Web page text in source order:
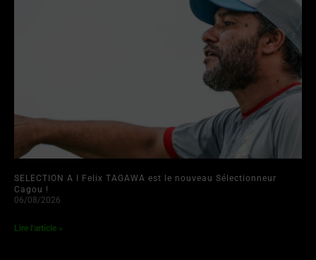
SELECTION A I Felix TAGAWA est le nouveau Sélectionneur
Cagou !
06/08/2026
Lire l'article »